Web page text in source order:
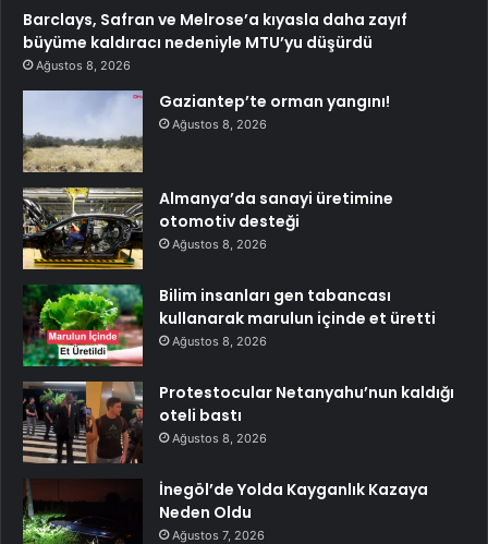
Barclays, Safran ve Melrose’a kıyasla daha zayıf
büyüme kaldıracı nedeniyle MTU’yu düşürdü
Ağustos 8, 2026
Gaziantep’te orman yangını!
Ağustos 8, 2026
Almanya’da sanayi üretimine
otomotiv desteği
Ağustos 8, 2026
Bilim insanları gen tabancası
kullanarak marulun içinde et üretti
Ağustos 8, 2026
Protestocular Netanyahu’nun kaldığı
oteli bastı
Ağustos 8, 2026
İnegöl’de Yolda Kayganlık Kazaya
Neden Oldu
Ağustos 7, 2026